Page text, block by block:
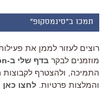
תמכו ב"סינמסקופ"
רוצים לעזור לממן את
מוזמנים לבקר בדף שלי ב-Patreon
התמיכה, ולהצטרף לקבוצות
והמלצות פרטיות. לחצו כאן